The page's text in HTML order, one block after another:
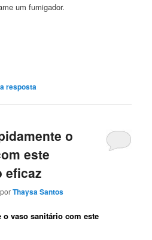
um fumigador.
resposta
o
este
eficaz
porThaysa Santos
vaso sanitário com este